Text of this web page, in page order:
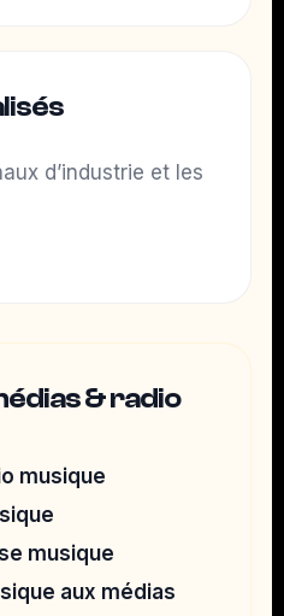
d’industrie et les
& radio
musique
musique
aux médias